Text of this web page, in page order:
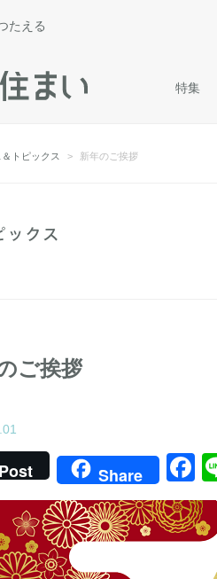
たえる
特集
トピックス 新年のご挨拶
ご挨拶
Post Share